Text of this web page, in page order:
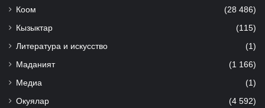
Коом (28 486)
Кызыктар (115)
Литература и искусство (1)
Маданият (1 166)
Медиа (1)
Окуялар (4 592)